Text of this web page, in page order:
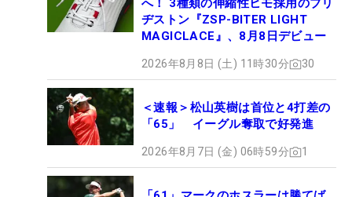
へ！ 3種類の伸縮性ヒモ採用のブリ
ヂストン『ZSP-BITER LIGHT
MAGICLACE』、8月8日デビュー
2026年8月8日 (土) 11時30分 30
＜速報＞松山英樹は首位と4打差の
「65」 イーグル奪取で好発進
2026年8月7日 (金) 06時59分 1